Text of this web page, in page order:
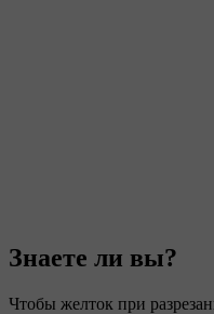
Знаете ли вы?
Чтобы желток при